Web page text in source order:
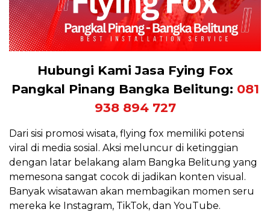
Hubungi Kami Jasa Fying Fox
Pangkal Pinang Bangka Belitung: 081
938 894 727
Dari sisi promosi wisata, flying fox memiliki potensi
viral di media sosial. Aksi meluncur di ketinggian
dengan latar belakang alam Bangka Belitung yang
memesona sangat cocok di jadikan konten visual.
Banyak wisatawan akan membagikan momen seru
mereka ke Instagram, TikTok, dan YouTube.